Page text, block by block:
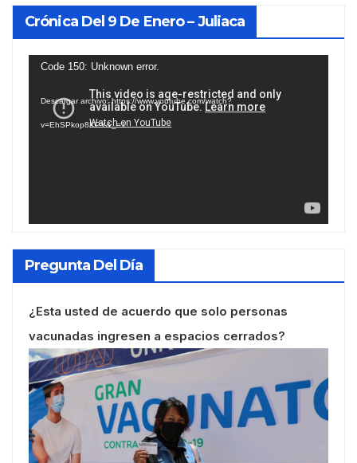
Crónica Del 9 De Enero – Juliaca
Reproductor
vídeo
Code 150: Unknown error.
Descargar archivo: https://www.youtube.com/watch?
v=EhSPkop8KPY&_=1
Pregunta Del Día
¿Esta usted de acuerdo que solo personas
vacunadas ingresen a espacios cerrados?